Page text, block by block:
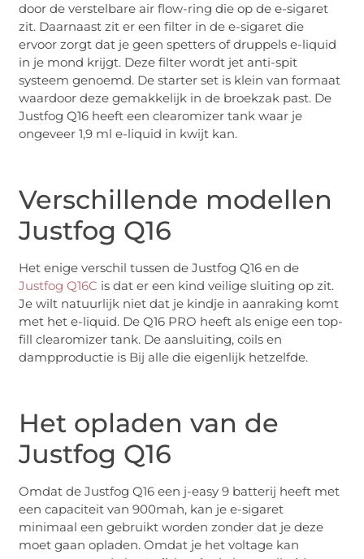
door de verstelbare air flow-ring die op de e-sigaret
zit. Daarnaast zit er een filter in de e-sigaret die
ervoor zorgt dat je geen spetters of druppels e-liquid
in je mond krijgt. Deze filter wordt jet anti-spit
systeem genoemd. De starter set is klein van formaat
waardoor deze gemakkelijk in de broekzak past. De
Justfog Q16 heeft een clearomizer tank waar je
ongeveer 1,9 ml e-liquid in kwijt kan.
Verschillende modellen
Justfog Q16
Het enige verschil tussen de Justfog Q16 en de
Justfog Q16C is dat er een kind veilige sluiting op zit.
Je wilt natuurlijk niet dat je kindje in aanraking komt
met het e-liquid. De Q16 PRO heeft als enige een top-
fill clearomizer tank. De aansluiting, coils en
dampproductie is Bij alle die eigenlijk hetzelfde.
Het opladen van de
Justfog Q16
Omdat de Justfog Q16 een j-easy 9 batterij heeft met
een capaciteit van 900mah, kan je e-sigaret
minimaal een gebruikt worden zonder dat je deze
moet gaan opladen. Omdat je het voltage kan